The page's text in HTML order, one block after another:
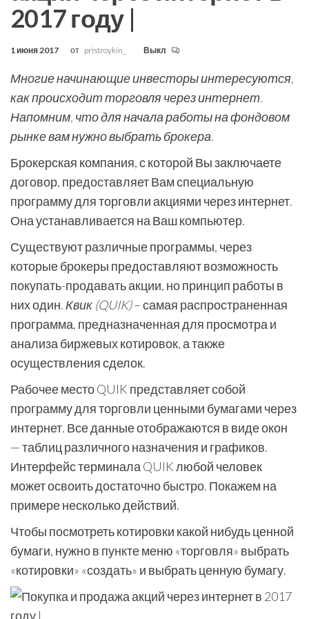
2017 году |
1 июня 2017 от pristroykin_ Выкл
Многие начинающие инвесторы интересуются,
как происходит торговля через интернет.
Напомним, что для начала работы на фондовом
рынке вам нужно выбрать брокера.
Брокерская компания, с которой Вы заключаете
договор, предоставляет Вам специальную
программу для торговли акциями через интернет.
Она устанавливается на Ваш компьютер.
Существуют различные программы, через
которые брокеры предоставляют возможность
покупать-продавать акции, но принцип работы в
них один.Квик (QUIK)– самая распространенная
программа, предназначенная для просмотра и
анализа биржевых котировок, а также
осуществления сделок.
Рабочее место QUIK представляет собой
программу для торговли ценными бумагами через
интернет. Все данные отображаются в виде окон
— таблиц различного назначения и графиков.
Интерфейс терминала QUIK любой человек
может освоить достаточно быстро. Покажем на
примере несколько действий.
Чтобы посмотреть котировки какой нибудь ценной
бумаги, нужно в пункте меню «торговля» выбрать
«котировки» «создать» и выбрать ценную бумагу.